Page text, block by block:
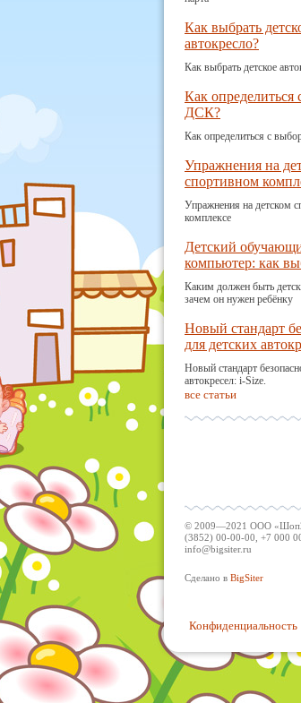
Как выбрать
автокресло?
Как выбрать детское
Как определиться
ДСК?
Как определиться с
Упражнения на
спортивном
Упражнения на детском
комплексе
Детский
компьютер: как
Каким должен быть
зачем он нужен ребёнку
Новый стандарт
для детских
Новый стандарт
автокресел: i-Size.
все статьи
© 2009—2021 ООО
(3852) 00-00-00, +7 000
info@bigsiter.ru
Сделано в BigSiter
Конфиденциальность